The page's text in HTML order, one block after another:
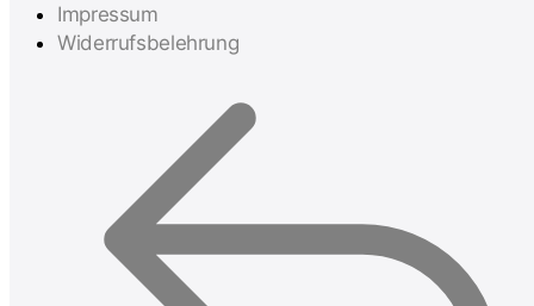
Impressum
Widerrufsbelehrung